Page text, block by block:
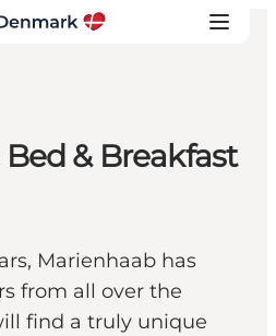
& Breakfast
Marienhaab has
from all over the
find a truly unique